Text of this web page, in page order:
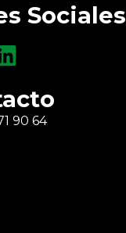
Sociales
90 64